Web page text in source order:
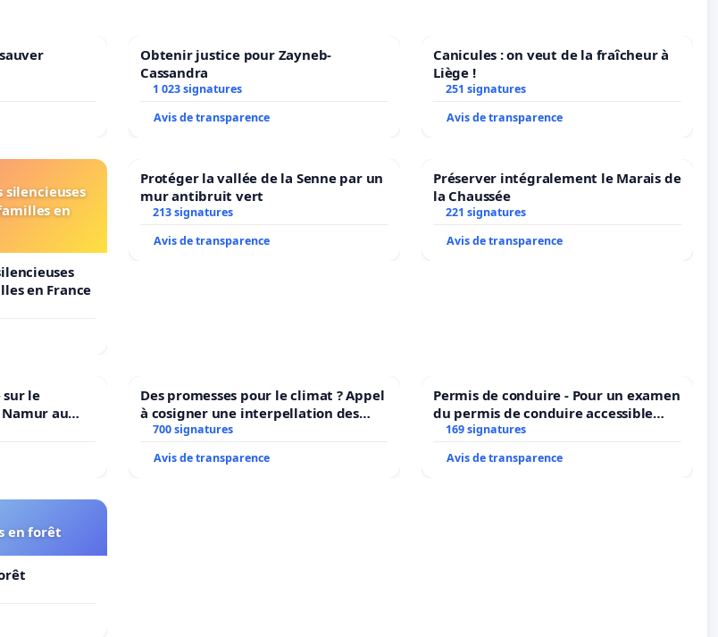
que toutes ces restrictions soient
Obtenir justice pour Zayneb-
Cassandra
1 023 signatures
Avis de transparence
Canicules : on veut de la fraîcheur à
Liège !
251 signatures
Avis de transparence
en
en France
Protéger la vallée de la Senne par un
mur antibruit vert
213 signatures
Avis de transparence
Préserver intégralement le Marais de
la Chaussée
221 signatures
Avis de transparence
le
au
Des promesses pour le climat ? Appel
à cosigner une interpellation des
ministres wallons du climat et de
700 signatures
Avis de transparence
Permis de conduire - Pour un examen
du permis de conduire accessible
dans plusieurs langues à Bruxelles
169 signatures
Avis de transparence
en forêt